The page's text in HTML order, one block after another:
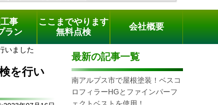
事
ラン
ここまでやります
無料点検
会社概要
いました
を行い
最新の記事一覧
南アルプス市で屋根塗装！ベスコ
ロフィラーHGとファインパーフ
ェクトベストを使用！